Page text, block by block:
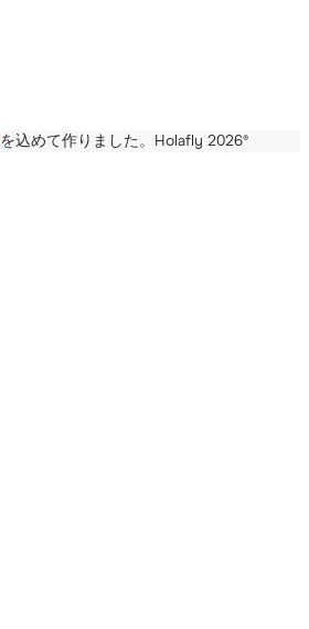
を込めて作りました。Holafly 2026®